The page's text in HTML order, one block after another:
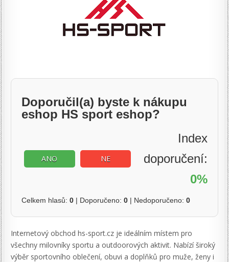
Doporučil(a) byste k nákupu
eshop HS sport eshop?
ANO NE
Index
doporučení:
0%
Celkem hlasů:0 | Doporučeno:0 | Nedoporučeno:0
Internetový obchod hs-sport.cz je ideálním místem pro
všechny milovníky sportu a outdoorových aktivit. Nabízí široký
výběr sportovního oblečení, obuvi a doplňků pro muže, ženy i